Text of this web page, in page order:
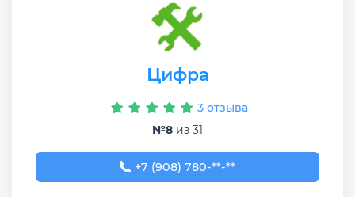
Цифра
3 отзыва
№8 из 31
+7 (908) 780-00-33
+7 (908) 780-**-**